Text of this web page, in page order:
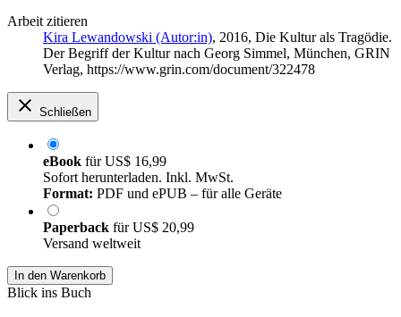
Arbeit zitieren
Kira Lewandowski (Autor:in), 2016, Die Kultur als Tragödie.
Der Begriff der Kultur nach Georg Simmel, München, GRIN
Verlag, https://www.grin.com/document/322478
Schließen
eBook fürUS$ 16,99
Sofort herunterladen. Inkl. MwSt.
Format: PDF und ePUB – für alle Geräte
Paperback fürUS$ 20,99
Versand weltweit
In den Warenkorb
Blick ins Buch